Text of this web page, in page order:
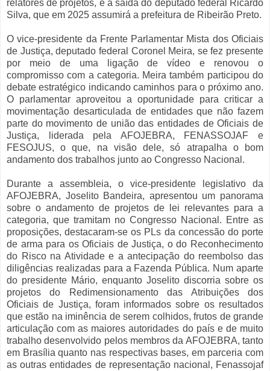
relatores de projetos, e a saída do deputado federal Ricardo
Silva, que em 2025 assumirá a prefeitura de Ribeirão Preto.
O vice-presidente da Frente Parlamentar Mista dos Oficiais
de Justiça, deputado federal Coronel Meira, se fez presente
por meio de uma ligação de vídeo e renovou o
compromisso com a categoria. Meira também participou do
debate estratégico indicando caminhos para o próximo ano.
O parlamentar aproveitou a oportunidade para criticar a
movimentação desarticulada de entidades que não fazem
parte do movimento de união das entidades de Oficiais de
Justiça, liderada pela AFOJEBRA, FENASSOJAF e
FESOJUS, o que, na visão dele, só atrapalha o bom
andamento dos trabalhos junto ao Congresso Nacional.
Durante a assembleia, o vice-presidente legislativo da
AFOJEBRA, Joselito Bandeira, apresentou um panorama
sobre o andamento de projetos de lei relevantes para a
categoria, que tramitam no Congresso Nacional. Entre as
proposições, destacaram-se os PLs da concessão do porte
de arma para os Oficiais de Justiça, o do Reconhecimento
do Risco na Atividade e a antecipação do reembolso das
diligências realizadas para a Fazenda Pública. Num aparte
do presidente Mário, enquanto Joselito discorria sobre os
projetos do Redimensionamento das Atribuições dos
Oficiais de Justiça, foram informados sobre os resultados
que estão na iminência de serem colhidos, frutos de grande
articulação com as maiores autoridades do país e de muito
trabalho desenvolvido pelos membros da AFOJEBRA, tanto
em Brasília quanto nas respectivas bases, em parceria com
as outras entidades de representação nacional, Fenassojaf